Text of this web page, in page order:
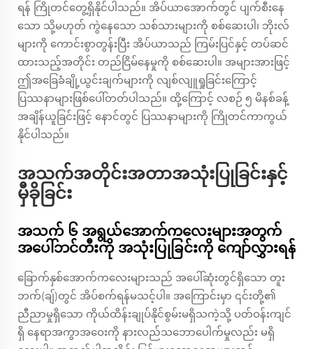
ရန် ကြိုတင်တွေ့ရှိနိုင်ပါသည်။ အိပ်ယာအောက်တွင် ပျက်စီးနေ
သော သို့မဟုတ် ကွဲနေသော သစ်သားများကို စစ်ဆေးပါ၊ ဘိုးလ်
များကို ကောင်းစွာတွန်းပြီး အိပ်ယာသည် ကြမ်းပြင်နှင့် တပ်ဆင်
ထားသည့်အတိုင်း တည်ငြိမ်နေမှုကို စစ်ဆေးပါ။ အများအားဖြင့်
ဤအခြေခံချို့ယွင်းချက်များကို လျစ်လျူရှုခြင်းကြောင့်
ပြဿနာများဖြစ်ပေါ်တတ်ပါသည်။ ထို့ကြောင့် လစဉ် ၅ မိနစ်ခန့်
အချိန်ယူခြင်းဖြင့် နောင်တွင် ပြဿနာများကို ကြိုတင်ကာကွယ်
နိုင်ပါသည်။
အသက်အတိုင်းအတာအသုံးပြုခြင်းနှင့်
မှီခိုခြင်း
အသက် ၆ အရွယ်အောက်ကလေးများအတွက်
အပေါ်ဘင်တီးကို အသုံးပြုခြင်းကို ကျော်လွှားရန်
ခြောက်နှစ်အောက်ကလေးများသည် အပေါ်ဆုံးတွင်ရှိသော တူး
ဘက်(ချ်)တွင် အိပ်စက်ရန်မသင့်ပါ။ အကြောင်းမှာ ၎င်းတို့၏
ညီညာမှုရှိသော ကိုယ်ထိန်းချုပ်နိုင်စွမ်းမရှိသကဲ့သို့ ပတ်ဝန်းကျင်
ရှိ နေရာအကွာအဝေးကို နားလည်သဘောပေါက်မှုလည်း မရှိ